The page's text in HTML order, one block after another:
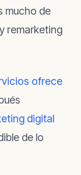
mucho de
remarketing
ofrece
digital
de lo